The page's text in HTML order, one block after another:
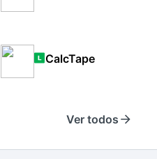
CalcTape
Ver todos